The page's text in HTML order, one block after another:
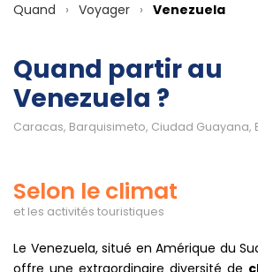
Quand Voyager Venezuela
Quand partir au
Venezuela ?
Selon le climat
et les activités touristiques
Le Venezuela, situé en Amérique du
offre une extraordinaire diversité de